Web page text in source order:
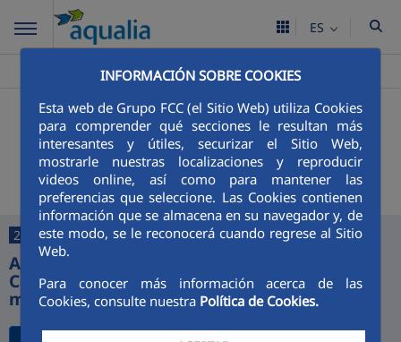
INFORMACIÓN SOBRE COOKIES
Esta web de Grupo FCC (el Sitio Web) utiliza Cookies
para comprender qué secciones le resultan más
interesantes y útiles, securizar el Sitio Web,
mostrarle nuestras localizaciones y reproducir
videos online, así como para mantener las
preferencias que seleccione. Las Cookies contienen
información que se almacena en su navegador y, de
este modo, se le reconocerá cuando regrese al Sitio
Web.
Para conocer más información acerca de las
Cookies, consulte nuestra Política de Cookies.
ES
>Puebla Del Maestre >Noticias
+ Buscador
Últimas noticias
27/07/2026
Aqualia desarrollará la depuradora de
Cajamarca y alcanza una cartera de 1.000
millones de euros en Perú